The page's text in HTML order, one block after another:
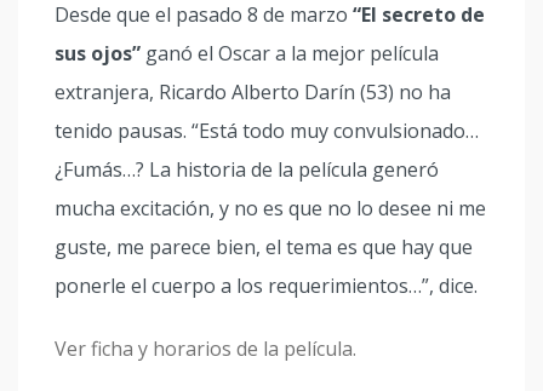
Desde que el pasado 8 de marzo “El secreto de
sus ojos” ganó el Oscar a la mejor película
extranjera, Ricardo Alberto Darín (53) no ha
tenido pausas. “Está todo muy convulsionado…
¿Fumás…? La historia de la película generó
mucha excitación, y no es que no lo desee ni me
guste, me parece bien, el tema es que hay que
ponerle el cuerpo a los requerimientos…”, dice.
Ver ficha y horarios de la película.